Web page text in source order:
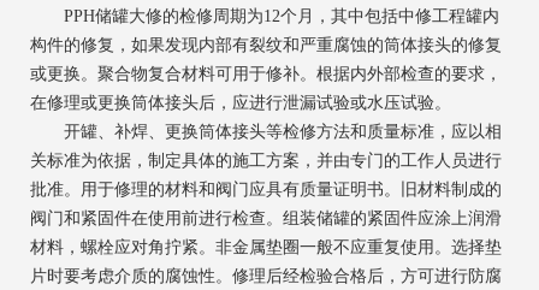
PPH储罐大修的检修周期为12个月，其中包括中修工程罐内
构件的修复，如果发现内部有裂纹和严重腐蚀的筒体接头的修复
或更换。聚合物复合材料可用于修补。根据内外部检查的要求，
在修理或更换筒体接头后，应进行泄漏试验或水压试验。
开罐、补焊、更换筒体接头等检修方法和质量标准，应以相
关标准为依据，制定具体的施工方案，并由专门的工作人员进行
批准。用于修理的材料和阀门应具有质量证明书。旧材料制成的
阀门和紧固件在使用前进行检查。组装储罐的紧固件应涂上润滑
材料，螺栓应对角拧紧。非金属垫圈一般不应重复使用。选择垫
片时要考虑介质的腐蚀性。修理后经检验合格后，方可进行防腐